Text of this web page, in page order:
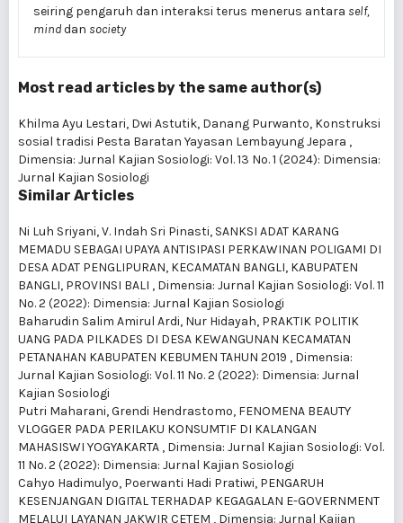
seiring pengaruh dan interaksi terus menerus antara self,
minddan society
Most read articles by the same author(s)
Khilma Ayu Lestari, Dwi Astutik, Danang Purwanto, Konstruksi
sosial tradisi Pesta Baratan Yayasan Lembayung Jepara ,
Dimensia: Jurnal Kajian Sosiologi: Vol. 13 No. 1 (2024): Dimensia:
Jurnal Kajian Sosiologi
Similar Articles
Ni Luh Sriyani, V. Indah Sri Pinasti, SANKSI ADAT KARANG
MEMADU SEBAGAI UPAYA ANTISIPASI PERKAWINAN POLIGAMI DI
DESA ADAT PENGLIPURAN, KECAMATAN BANGLI, KABUPATEN
BANGLI, PROVINSI BALI , Dimensia: Jurnal Kajian Sosiologi: Vol. 11
No. 2 (2022): Dimensia: Jurnal Kajian Sosiologi
Baharudin Salim Amirul Ardi, Nur Hidayah, PRAKTIK POLITIK
UANG PADA PILKADES DI DESA KEWANGUNAN KECAMATAN
PETANAHAN KABUPATEN KEBUMEN TAHUN 2019 , Dimensia:
Jurnal Kajian Sosiologi: Vol. 11 No. 2 (2022): Dimensia: Jurnal
Kajian Sosiologi
Putri Maharani, Grendi Hendrastomo, FENOMENA BEAUTY
VLOGGER PADA PERILAKU KONSUMTIF DI KALANGAN
MAHASISWI YOGYAKARTA , Dimensia: Jurnal Kajian Sosiologi: Vol.
11 No. 2 (2022): Dimensia: Jurnal Kajian Sosiologi
Cahyo Hadimulyo, Poerwanti Hadi Pratiwi, PENGARUH
KESENJANGAN DIGITAL TERHADAP KEGAGALAN E-GOVERNMENT
MELALUI LAYANAN JAKWIR CETEM , Dimensia: Jurnal Kajian